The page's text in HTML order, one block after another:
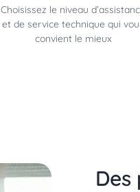
Choisissez le niveau
et de service technique qui
convient le mieux